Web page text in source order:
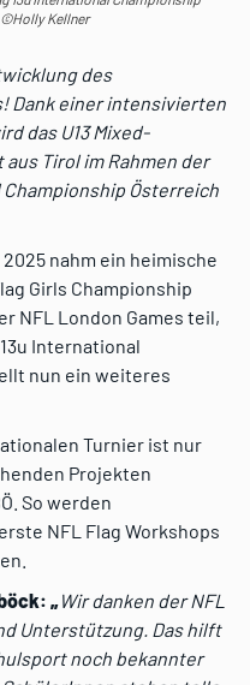
Kellner
des
Dank einer intensivierten
das U13 Mixed-
Tirol im Rahmen der
Championship Österreich
nahm ein heimische
Girls Championship
NFL London Games teil,
International
nun ein weiteres
Turnier ist nur
Projekten
So werden
NFL Flag Workshops
„Wir danken der NFL
Unterstützung. Das hilft
noch bekannter